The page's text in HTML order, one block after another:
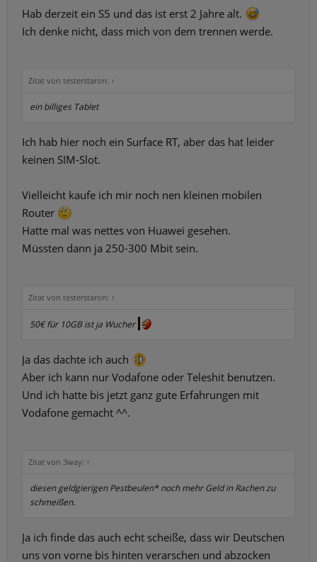
Hab derzeit ein S5 und das ist erst 2 Jahre alt.
Ich denke nicht, dass mich von dem trennen werde.
Zitat von testerstaron: ↑
ein billiges Tablet
Ich hab hier noch ein Surface RT, aber das hat leider
keinen SIM-Slot.
Vielleicht kaufe ich mir noch nen kleinen mobilen
Router
Hatte mal was nettes von Huawei gesehen.
Müssten dann ja 250-300 Mbit sein.
Zitat von testerstaron: ↑
50€ für 10GB ist ja Wucher
Ja das dachte ich auch
Aber ich kann nur Vodafone oder Teleshit benutzen.
Und ich hatte bis jetzt ganz gute Erfahrungen mit
Vodafone gemacht ^^.
Zitat von 3way: ↑
diesen geldgierigen Pestbeulen* noch mehr Geld in Rachen zu
schmeißen.
Ja ich finde das auch echt scheiße, dass wir Deutschen
uns von vorne bis hinten verarschen und abzocken